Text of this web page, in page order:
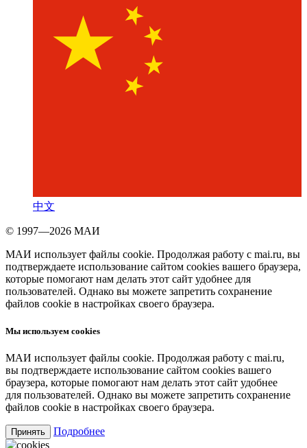
中文
© 1997—2026 МАИ
МАИ использует файлы cookie. Продолжая работу с mai.ru, вы
подтверждаете использование сайтом cookies вашего браузера,
которые помогают нам делать этот сайт удобнее для
пользователей. Однако вы можете запретить сохранение
файлов cookie в настройках своего браузера.
Мы используем cookies
МАИ использует файлы cookie. Продолжая работу с mai.ru,
вы подтверждаете использование сайтом cookies вашего
браузера, которые помогают нам делать этот сайт удобнее
для пользователей. Однако вы можете запретить сохранение
файлов cookie в настройках своего браузера.
Принять Подробнее